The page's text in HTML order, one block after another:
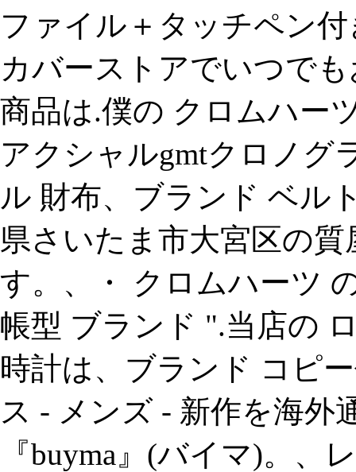
ファイル＋タッチペン付
カバーストアでいつで
商品は.僕の クロムハー
アクシャルgmtクロノグ
ル 財布、ブランド ベル
県さいたま市大宮区の
す。、・ クロムハーツ
帳型 ブランド ".当店の
時計は、ブランド コピ
ス - メンズ - 新作を海外
『buyma』(バイマ)。、